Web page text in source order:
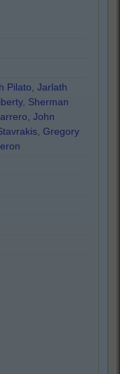
Pilato, Jarlath
, Sherman
, John
, Gregory